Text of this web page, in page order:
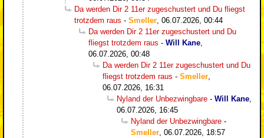
Da werden Dir 2 11er zugeschustert und Du fliegst
trotzdem raus - Smeller 06.07.2026, 00:44
Da werden Dir 2 11er zugeschustert und Du
fliegst trotzdem raus - Will Kane
06.07.2026, 00:48
Da werden Dir 2 11er zugeschustert und Du
fliegst trotzdem raus - Smeller
06.07.2026, 16:31
Nyland der Unbezwingbare - Will Kane
06.07.2026, 16:45
Nyland der Unbezwingbare -
Smeller 06.07.2026, 18:57